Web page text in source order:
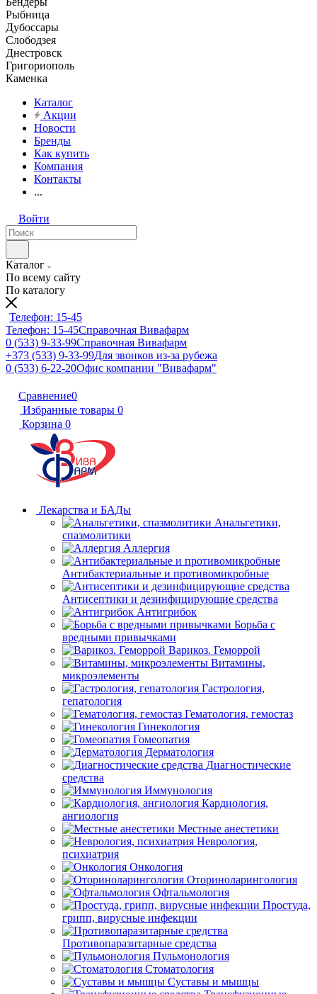
Рыбница
Дубоссары
Слободзея
Днестровск
Григориополь
Каменка
Каталог
Акции
Новости
Бренды
Как купить
Компания
Контакты
...
Войти
Каталог
По всему сайту
По каталогу
Телефон: 15-45
Телефон: 15-45Справочная Вивафарм
0 (533) 9-33-99Справочная Вивафарм
+373 (533) 9-33-99Для звонков из-за рубежа
0 (533) 6-22-20Офис компании "Вивафарм"
Сравнение0
Избранные товары 0
Корзина 0
Лекарства и БАДы
Анальгетики,
спазмолитики
Аллергия
Антибактериальные и противомикробные
Антисептики и дезинфицирующие средства
Антигрибок
Борьба с
вредными привычками
Варикоз. Геморрой
Витамины,
микроэлементы
Гастрология,
гепатология
Гематология, гемостаз
Гинекология
Гомеопатия
Дерматология
Диагностические
средства
Иммунология
Кардиология,
ангиология
Местные анестетики
Неврология,
психиатрия
Онкология
Оториноларингология
Офтальмология
Простуда,
грипп, вирусные инфекции
Противопаразитарные средства
Пульмонология
Стоматология
Суставы и мышцы